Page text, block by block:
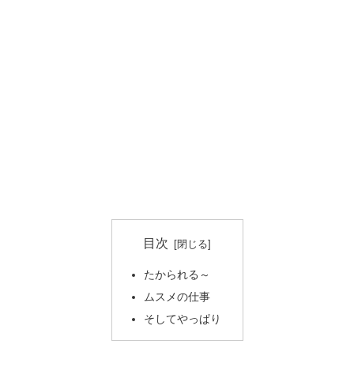
目次
たかられる～
ムスメの仕事
そしてやっぱり